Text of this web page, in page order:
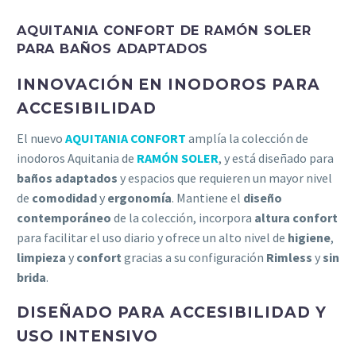
AQUITANIA CONFORT DE RAMÓN SOLER
PARA BAÑOS ADAPTADOS
INNOVACIÓN EN INODOROS PARA
ACCESIBILIDAD
El nuevo AQUITANIA CONFORT amplía la colección de
inodoros Aquitania de RAMÓN SOLER, y está diseñado para
baños adaptados y espacios que requieren un mayor nivel
de comodidady ergonomía. Mantiene el diseño
contemporáneo de la colección, incorpora altura confort
para facilitar el uso diario y ofrece un alto nivel de higiene,
limpieza y confort gracias a su configuración Rimless ysin
brida.
DISEÑADO PARA ACCESIBILIDAD Y
USO INTENSIVO